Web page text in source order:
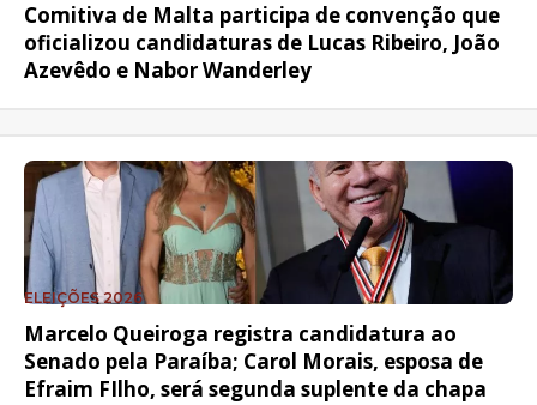
Comitiva de Malta participa de convenção que
oficializou candidaturas de Lucas Ribeiro, João
Azevêdo e Nabor Wanderley
ELEIÇÕES 2026
Marcelo Queiroga registra candidatura ao
Senado pela Paraíba; Carol Morais, esposa de
Efraim FIlho, será segunda suplente da chapa